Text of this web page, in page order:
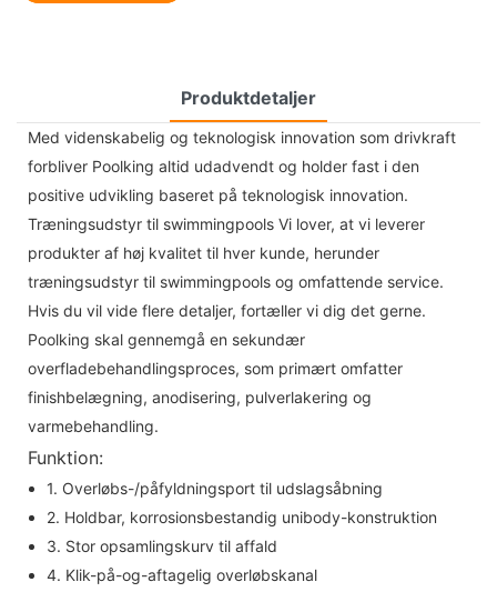
Produktdetaljer
Med videnskabelig og teknologisk innovation som drivkraft
forbliver Poolking altid udadvendt og holder fast i den
positive udvikling baseret på teknologisk innovation.
Træningsudstyr til swimmingpools Vi lover, at vi leverer
produkter af høj kvalitet til hver kunde, herunder
træningsudstyr til swimmingpools og omfattende service.
Hvis du vil vide flere detaljer, fortæller vi dig det gerne.
Poolking skal gennemgå en sekundær
overfladebehandlingsproces, som primært omfatter
finishbelægning, anodisering, pulverlakering og
varmebehandling.
Funktion:
1. Overløbs-/påfyldningsport til udslagsåbning
2. Holdbar, korrosionsbestandig unibody-konstruktion
3. Stor opsamlingskurv til affald
4. Klik-på-og-aftagelig overløbskanal